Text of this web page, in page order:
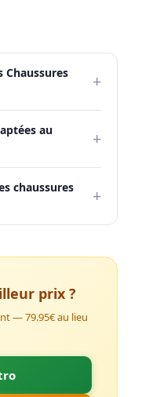
+
au
+
chaussures
+
prix ?
— 79.95€ au lieu